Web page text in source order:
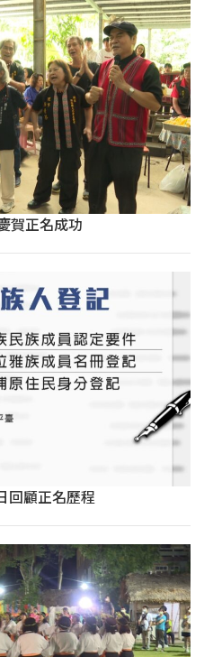
賀正名成功
回顧正名歷程